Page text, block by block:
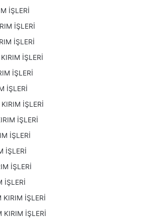
Bakkal Tadilat Öncesi Yıkım ve
İŞLERİ
İŞLERİ
İŞLERİ
İŞLERİ
İŞLERİ
İŞLERİ
İŞLERİ
İŞLERİ
İŞLERİ
İŞLERİ
İŞLERİ
İŞLERİ
KIRIM İŞLERİ
KIRIM İŞLERİ